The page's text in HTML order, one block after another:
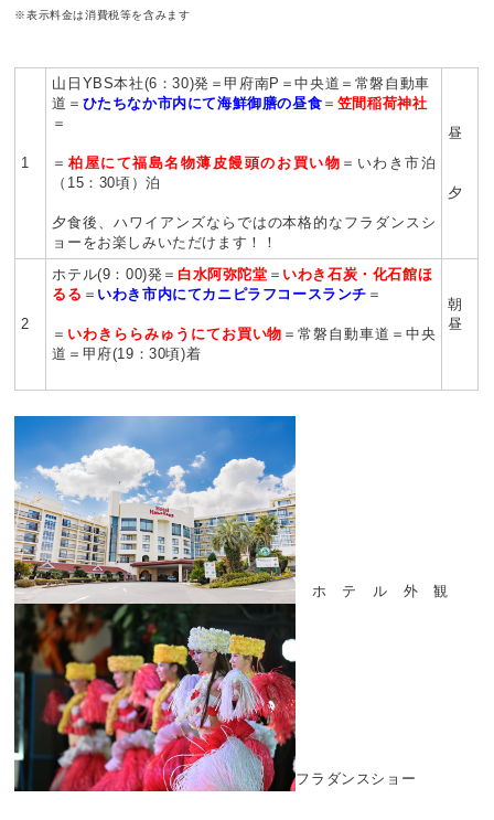
※表示料金は消費税等を含みます
1
山日YBS本社(6：30)発＝甲府南P＝中央道＝常磐自動車
道＝ ひたちなか市内にて海鮮御膳の昼食 ＝ 笠間稲荷神社
＝
＝ 柏屋にて福島名物薄皮饅頭のお買い物 ＝いわき市泊
（15：30頃）泊
夕食後、ハワイアンズならではの本格的なフラダンスシ
ョーをお楽しみいただけます！！
昼
夕
2
ホテル(9：00)発＝ 白水阿弥陀堂 ＝ いわき石炭・化石館ほ
るる ＝ いわき市内にてカニピラフコースランチ ＝
＝ いわきららみゅうにてお買い物 ＝常磐自動車道＝中央
道＝甲府(19：30頃)着
朝
昼
ホテル外観
フラダンスショー